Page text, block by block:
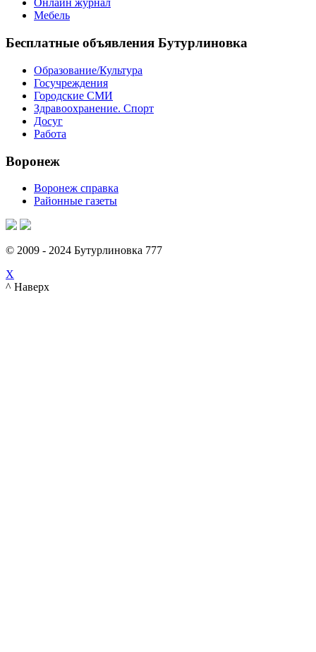
Онлайн журнал
Мебель
Бесплатные объявления Бутурлиновка
Образование/Культура
Госучреждения
Городские СМИ
Здравоохранение. Спорт
Досуг
Работа
Воронеж
Воронеж справка
Районные газеты
© 2009 - 2024 Бутурлиновка 777
X
^ Наверх